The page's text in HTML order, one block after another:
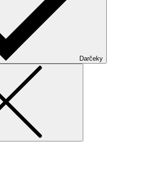
Darčeky